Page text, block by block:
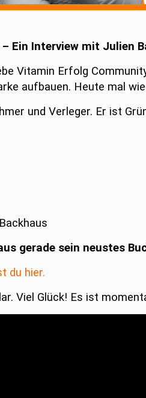
Ein Interview mit Julien
Vitamin Erfolg
aufbauen. Heute mal
und Verleger. Er ist
gerade sein neustes
du hier.
Viel Glück! Es ist